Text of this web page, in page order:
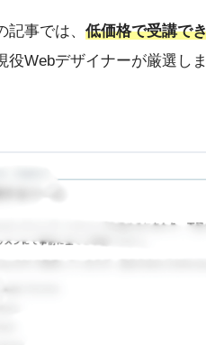
記事では、 低価格で受講で
役Webデザイナーが厳選し